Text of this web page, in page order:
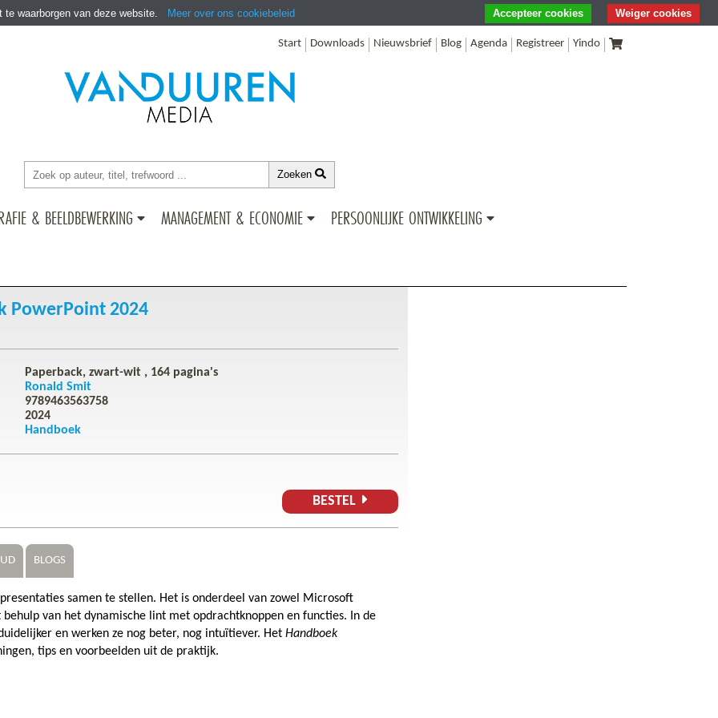
Start Downloads Nieuwsbrief Blog Agenda Registreer Yindo
Zoeken
& BEELDBEWERKING MANAGEMENT & ECONOMIE PERSOONLIJKE ONTWIKKELING
PowerPoint 2024
Paperback, zwart-wit , 164 pagina's
Ronald Smit
9789463563758
2024
Handboek
BESTEL
BLOGS
samen te stellen. Het is onderdeel van zowel Microsoft
van het dynamische lint met opdrachtknoppen en functies. In de
en werken ze nog beter, nog intuïtiever. Het Handboek
tips en voorbeelden uit de praktijk.
waarborgen van deze website. Meer over ons cookiebeleid Weiger cookies
Accepteer cookies